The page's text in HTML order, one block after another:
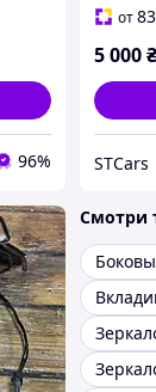
96%
от
5 000₴
STCars
Смотри